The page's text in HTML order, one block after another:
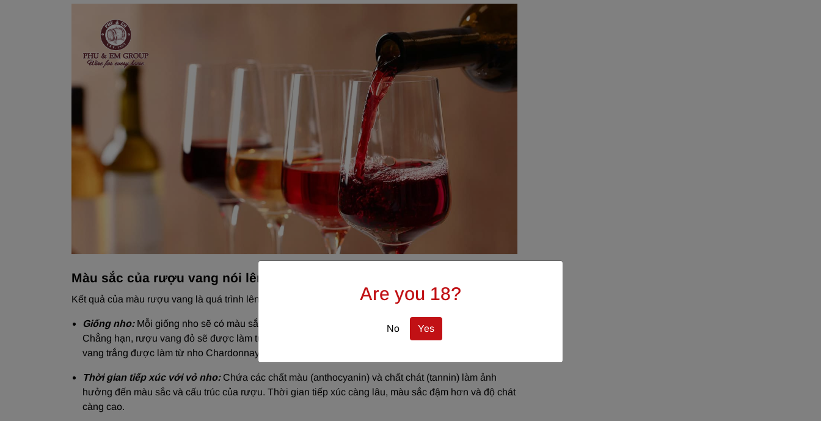
Are you 18?
No Yes
Màu sắc của rượu vang nói lên điều gì?
Kết quả của màu rượu vang là quá trình lên men và ủ rượu. Màu sắc phụ thuộc vào các yếu tố
Giống nho:Mỗi giống nho sẽ có màu sắc đặc trưng: nho màu tím hay màu đỏ, từ xanh đến vàng.
Chẳng hạn, rượu vang đỏ sẽ được làm từ nho Cabernet Sauvignon có màu đỏ đậm, trong khi rượu
vang trắng được làm từ nho Chardonnay sẽ có màu vàng nhạt.
Thời gian tiếp xúc với vỏ nho:Chứa các chất màu (anthocyanin) và chất chát (tannin) làm ảnh
hưởng đến màu sắc và cấu trúc của rượu. Thời gian tiếp xúc càng lâu, màu sắc đậm hơn và độ chát
càng cao.